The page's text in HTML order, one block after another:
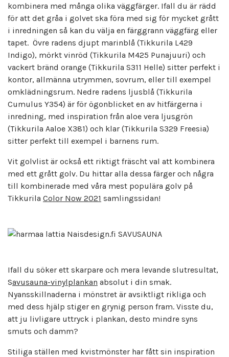
kombinera med många olika väggfärger. Ifall du är rädd
för att det gråa i golvet ska föra med sig för mycket grått
i inredningen så kan du välja en färggrann väggfärg eller
tapet. Övre radens djupt marinblå (Tikkurila L429
Indigo), mörkt vinröd (Tikkurila M425 Punajuuri) och
vackert bränd orange (Tikkurila S311 Helle) sitter perfekt i
kontor, allmänna utrymmen, sovrum, eller till exempel
omklädningsrum. Nedre radens ljusblå (Tikkurila
Cumulus Y354) är för ögonblicket en av hitfärgerna i
inredning, med inspiration från aloe vera ljusgrön
(Tikkurila Aaloe X381) och klar (Tikkurila S329 Freesia)
sitter perfekt till exempel i barnens rum.
Vit golvlist är också ett riktigt fräscht val att kombinera
med ett grått golv. Du hittar alla dessa färger och några
till kombinerade med våra mest populära golv på
Tikkurila Color Now 2021 samlingssidan!
Ifall du söker ett skarpare och mera levande slutresultat,
Savusauna-vinylplankan absolut i din smak.
Nyansskillnaderna i mönstret är avsiktligt rikliga och
med dess hjälp stiger en grynig person fram. Visste du,
att ju livligare uttryck i plankan, desto mindre syns
smuts och damm?
Stiliga ställen med kvistmönster har fått sin inspiration